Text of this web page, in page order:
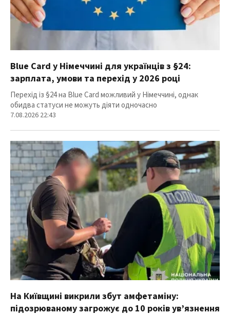
Blue Card у Німеччині для українців з §24:
зарплата, умови та перехід у 2026 році
Перехід із §24 на Blue Card можливий у Німеччині, однак
обидва статуси не можуть діяти одночасно
7.08.2026 22:43
На Київщині викрили збут амфетаміну:
підозрюваному загрожує до 10 років ув’язнення